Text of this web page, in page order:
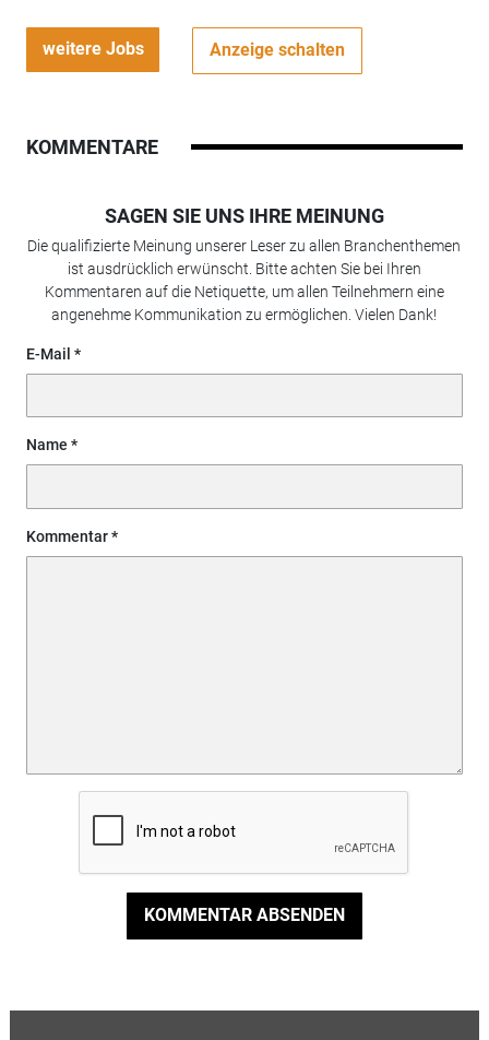
weitere Jobs Anzeige schalten
KOMMENTARE
SAGEN SIE UNS IHRE MEINUNG
Die qualifizierte Meinung unserer Leser zu allen Branchenthemen
ist ausdrücklich erwünscht. Bitte achten Sie bei Ihren
Kommentaren auf die Netiquette, um allen Teilnehmern eine
angenehme Kommunikation zu ermöglichen. Vielen Dank!
E-Mail
Name
Kommentar
KOMMENTAR ABSENDEN